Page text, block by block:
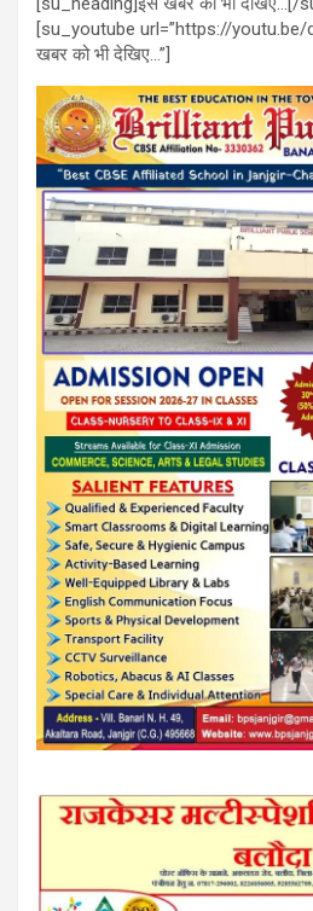
[su_youtube url=”https://youtu.be/
खबर को भी देखिए…”]